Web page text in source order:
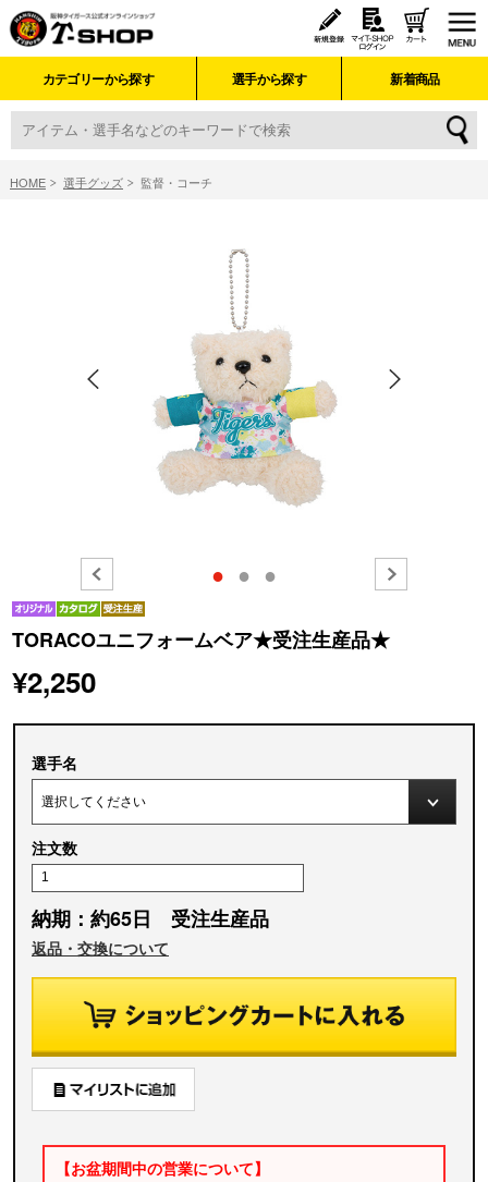
カテゴリーから探す 選手から探す 新着商品
HOME 選手グッズ 監督・コーチ
● ● ●
TORACOユニフォームベア★受注生産品★
¥2,250
選手名
注文数
納期：約65日 受注生産品
返品・交換について
【お盆期間中の営業について】